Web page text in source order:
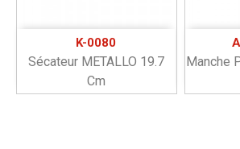
K-0080
Sécateur METALLO 19.7
Cm
Manche